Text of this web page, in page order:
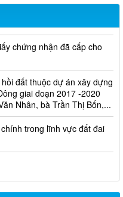
năm 2026.
chứng nhận đã cấp cho
đất thuộc dự án xây dựng
giai đoạn 2017 -2020
Nhân, bà Trần Thị Bốn,...
trong lĩnh vực đất đai